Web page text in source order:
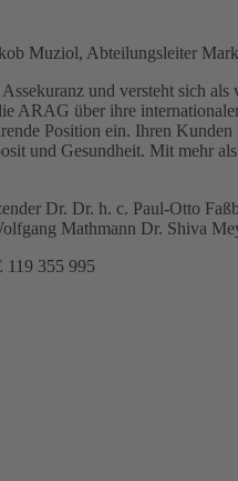
Muziol, Abteilungsleiter
und versteht sich
ARAG über ihre
Position ein. Ihren
und Gesundheit. Mit mehr
Dr. Dr. h. c. Paul-Otto
Mathmann Dr. Shiva
119 355 995